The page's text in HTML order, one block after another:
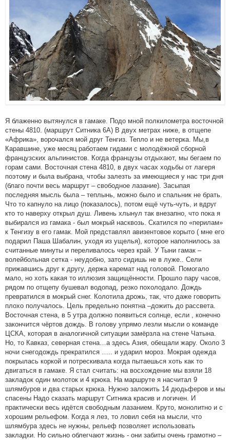
Я блаженно вытянулся в гамаке. Подо мной полкилометра восточной
стены 4810. (маршрут Ситника 6А) В двух метрах ниже, в отщепе
«Африка», ворочался мой друг Тенгиз. Тепло и не ветерка. Мы,в
Каравшине, уже месяц работаем гидами с молодёжной сборной
французских альпинистов. Когда французы отдыхают, мы бегаем по
горам сами. Восточная стена 4810, в двух часах ходьбы от лагеря
поэтому и была выбрана, чтобы залезть за имеющиеся у нас три дня
(благо почти весь маршрут – свободное лазание). Засыпая
последняя мысль была – теплынь, можно было и спальник не брать.
Что то капнуло на лицо (показалось), потом ещё чуть-чуть, и вдруг
кто то наверху открыл душ. Ливень хлынул так внезапно, что пока я
выбирался из гамака - был мокрый насквозь. Скатился по «перилам»
к Тенгизу в его гамак. Мой представлял авизентовое корыто ( мне его
подарил Паша Шабалин, уходя из ущелья), которое наполнилось за
считанные минуты и переливалось через край. У Тыни гамак –
волейбольная сетка - неудобно, зато сидишь не в луже.. Сели
прижавшись друг к другу, держа каремат над головой. Помогало
мало, но хоть какая то иллюзия защищённости. Прошло пару часов,
рядом по отщепу бушевал водопад, резко похолодало. Дождь
превратился в мокрый снег. Колотила дрожь, так, что даже говорить
плохо получалось. Цель предельно понятна –дожить до рассвета.
Восточная стена, в 5 утра должно появиться солнце, если , конечно
закончится чёртов дождь. В голову упрямо лезли мысли о команде
ЦСКА, которая в аналогичной ситуации замёрзла на стене Чатына.
Но, то Кавказ, северная стена…а здесь Азия, обещали жару. Около 3
ночи снегодождь прекратился ….. и ударил мороз. Мокрая одежда
покрылась коркой и потрескивала когда пытаешься хоть как то
двигаться в гамаке. Я стал считать: на восхождение мы взяли 18
закладок один молоток и 4 крюка. На маршруте я насчитал 9
шлямбуров и два старых крюка. Нужно заложить 14 дюдьферов и мы
спасены Надо сказать маршрут Ситника красив и логичен. И
практически весь идётся свободным лазанием. Круто, монолитно и с
хорошим рельефом. Когда я лез, то ловил себя на мысли, что
шлямбура здесь не нужны, рельеф позволяет использовать
закладки. Но сильно облегчают жизнь - они забиты очень грамотно –